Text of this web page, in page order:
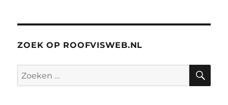
ZOEK OP ROOFVISWEB.NL
Zoeken
naar: